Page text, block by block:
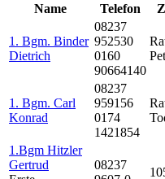
Name
Telefon
1. Bgm. Binder
Dietrich
08237
952530
0160
90664140
1. Bgm. Carl
Konrad
08237
959156
0174
1421854
1.Bgm Hitzler
Gertrud
08237